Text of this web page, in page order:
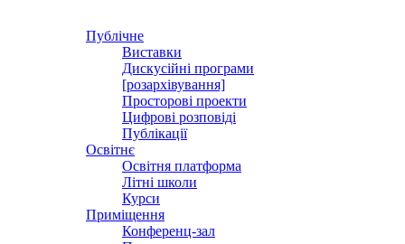
Публічне
Виставки
Дискусійні програми
[розархівування]
Просторові проекти
Цифрові розповіді
Публікації
Освітнє
Освітня платформа
Літні школи
Курси
Приміщення
Конференц-зал